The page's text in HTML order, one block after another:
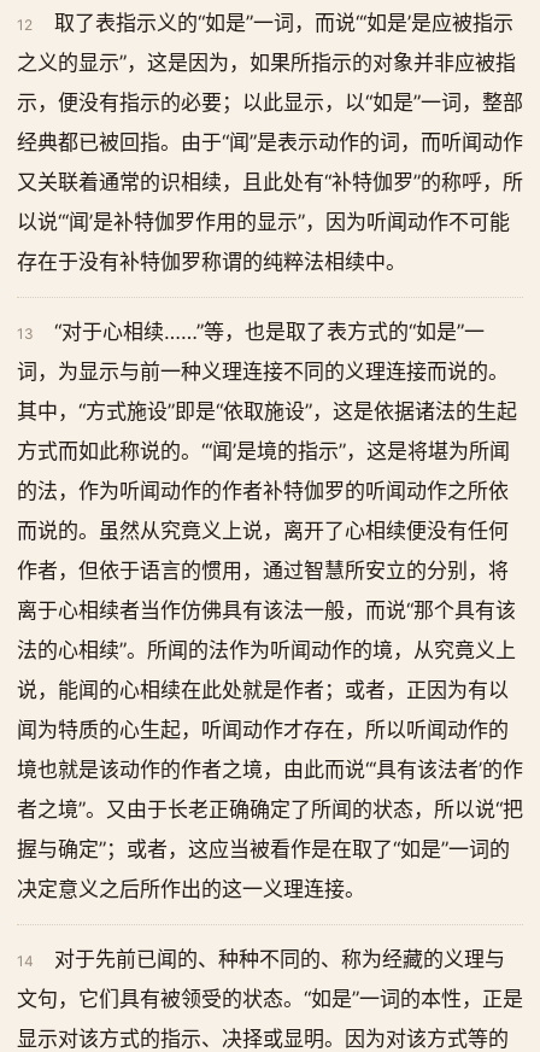
12
取了表指示义的“如是”一词，而说“‘如是’是应被指示
之义的显示”，这是因为，如果所指示的对象并非应被指
示，便没有指示的必要；以此显示，以“如是”一词，整部
经典都已被回指。由于“闻”是表示动作的词，而听闻动作
又关联着通常的识相续，且此处有“补特伽罗”的称呼，所
以说“‘闻’是补特伽罗作用的显示”，因为听闻动作不可能
存在于没有补特伽罗称谓的纯粹法相续中。
13
“对于心相续……”等，也是取了表方式的“如是”一
词，为显示与前一种义理连接不同的义理连接而说的。
其中，“方式施设”即是“依取施设”，这是依据诸法的生起
方式而如此称说的。“‘闻’是境的指示”，这是将堪为所闻
的法，作为听闻动作的作者补特伽罗的听闻动作之所依
而说的。虽然从究竟义上说，离开了心相续便没有任何
作者，但依于语言的惯用，通过智慧所安立的分别，将
离于心相续者当作仿佛具有该法一般，而说“那个具有该
法的心相续”。所闻的法作为听闻动作的境，从究竟义上
说，能闻的心相续在此处就是作者；或者，正因为有以
闻为特质的心生起，听闻动作才存在，所以听闻动作的
境也就是该动作的作者之境，由此而说“‘具有该法者’的作
者之境”。又由于长老正确确定了所闻的状态，所以说“把
握与确定”；或者，这应当被看作是在取了“如是”一词的
决定意义之后所作出的这一义理连接。
14
对于先前已闻的、种种不同的、称为经藏的义理与
文句，它们具有被领受的状态。“如是”一词的本性，正是
显示对该方式的指示、决择或显明。因为对该方式等的